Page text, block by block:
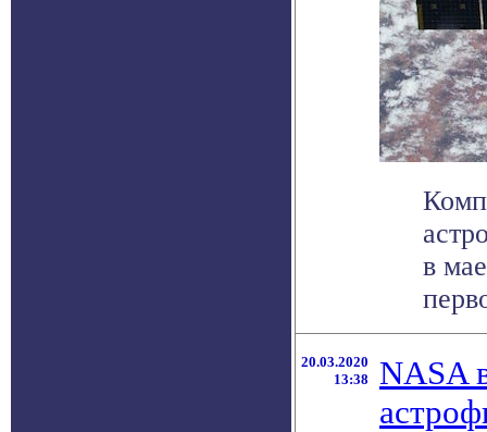
в
20.03.2020
13:38
NASA